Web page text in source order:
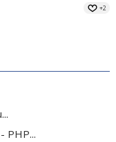
+2
PHP...